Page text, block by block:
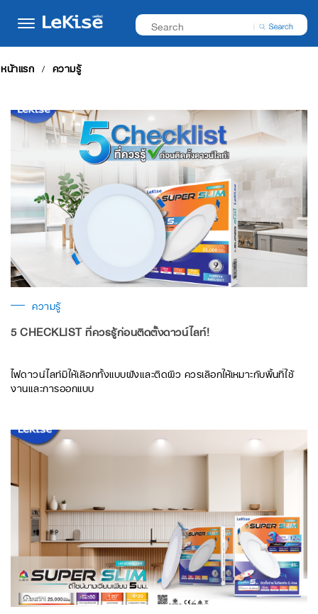
หน้าแรก ความรู้
ความรู้
5 CHECKLIST ที่ควรรู้ก่อนติดตั้งดาวน์ไลท์!
ไฟดาวน์ไลท์มีให้เลือกทั้งแบบฝังและติดผิว ควรเลือกให้เหมาะกับพื้นที่ใช้
งานและการออกแบบ